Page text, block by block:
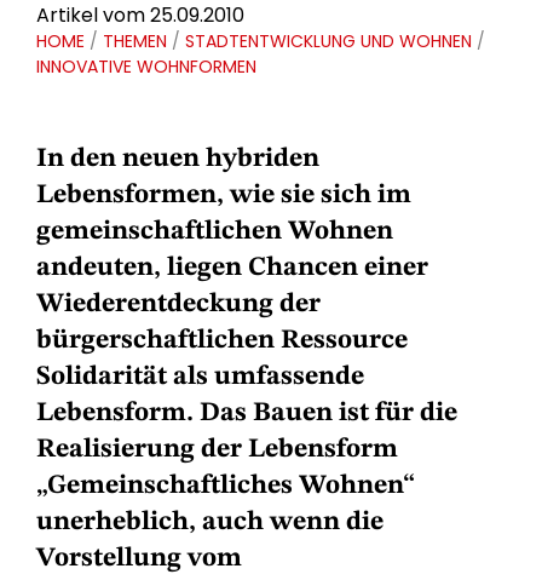
Artikel vom 25.09.2010
HOME / THEMEN / STADTENTWICKLUNG UND WOHNEN /
INNOVATIVE WOHNFORMEN
In den neuen hybriden
Lebensformen, wie sie sich im
gemeinschaftlichen Wohnen
andeuten, liegen Chancen einer
Wiederentdeckung der
bürgerschaftlichen Ressource
Solidarität als umfassende
Lebensform. Das Bauen ist für die
Realisierung der Lebensform
„Gemeinschaftliches Wohnen“
unerheblich, auch wenn die
Vorstellung vom